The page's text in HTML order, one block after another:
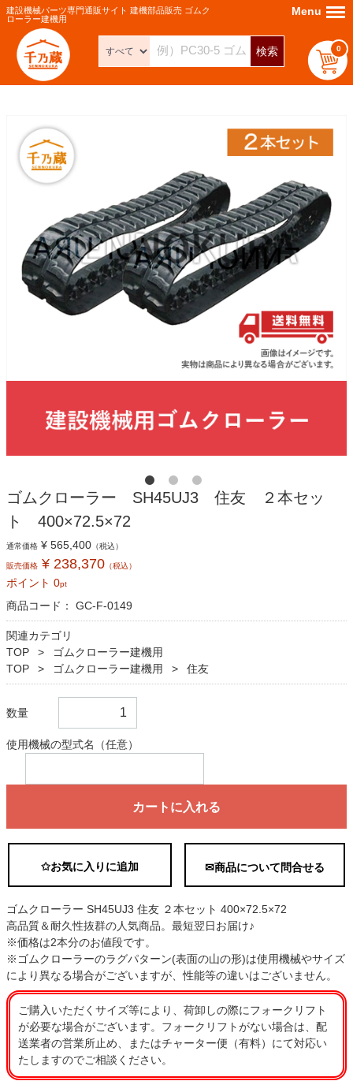
建設機械パーツ専門通販サイト 建機部品販売 ゴムク
ローラー建機用
検索 0
Menu Menu
ゴムクローラー SH45UJ3 住友 ２本セッ
ト 400×72.5×72
通常価格 ¥ 565,400 （税込）
販売価格 ¥ 238,370 （税込）
ポイント 0pt
商品コード： GC-F-0149
関連カテゴリ
TOP
ゴムクローラー建機用
TOP
ゴムクローラー建機用 住友
数量
使用機械の型式名（任意）
カートに入れる
✩お気に入りに追加 ✉商品について問合せる
ゴムクローラー SH45UJ3 住友 ２本セット 400×72.5×72
高品質＆耐久性抜群の人気商品。最短翌日お届け♪
※価格は2本分のお値段です。
※ゴムクローラーのラグパターン(表面の山の形)は使用機械やサイズ
により異なる場合がございますが、性能等の違いはございません。
ご購入いただくサイズ等により、荷卸しの際にフォークリフト
が必要な場合がございます。フォークリフトがない場合は、配
送業者の営業所止め、またはチャーター便（有料）にて対応い
たしますのでご相談ください。